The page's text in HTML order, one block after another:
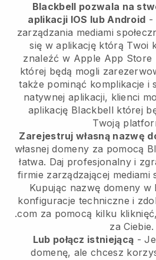
Blackbell pozwala na
aplikacji IOS lub Android -
zarządzania mediami
się w aplikację którą Twoi
znaleźć w Apple App Store
której będą mogli
także pominąć komplikacje i
natywnej aplikacji, klienci
aplikację Blackbell której
Twoją
Zarejestruj własną nazwę
własnej domeny za pomocą
łatwa. Daj profesjonalny i
firmie zarządzającej mediami
Kupując nazwę domeny w
konfiguracje techniczne i
.com za pomocą kilku
za Ciebie.
Lub połącz istniejącą -
domenę, ale chcesz